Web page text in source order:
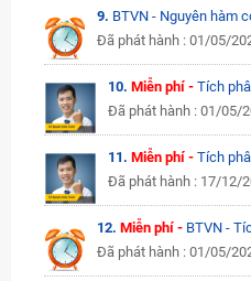
9. BTVN - Nguyên hàm
Đã phát hành : 01/05/
10. Miễn phí - Tích
Đã phát hành : 01/05/
11. Miễn phí - Tích
Đã phát hành : 17/12/
12.Miễn phí - BTVN -
Đã phát hành : 01/05/